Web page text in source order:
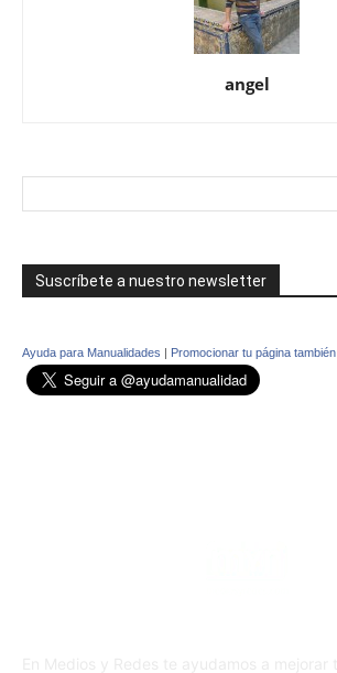
angel
Suscríbete a nuestro newsletter
Ayuda para Manualidades | Promocionar tu página también